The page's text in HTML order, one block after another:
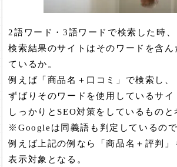
2語ワード・3語ワードで検索した時、
検索結果のサイトはそのワードを含ん
ているか。
例えば「商品名＋口コミ」で検索し、
ずばりそのワードを使用しているサイ
しっかりとSEO対策をしているものと
※Googleは同義語も判定しているので
例えば上記の例なら「商品名＋評判」
表示対象となる。